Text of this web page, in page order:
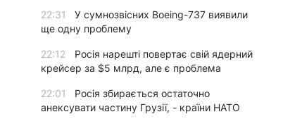
22:31
У сумнозвісних Boeing-737 виявили
ще одну проблему
22:12
Росія нарешті повертає свій ядерний
крейсер за $5 млрд, але є проблема
22:01
Росія збирається остаточно
анексувати частину Грузії, - країни НАТО